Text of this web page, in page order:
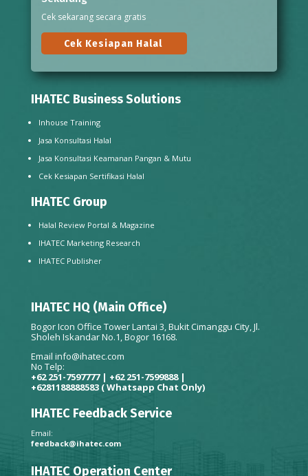
Cek sekarang secara gratis
Cek Kesiapan Halal
IHATEC Business Solutions
Inhouse Training
Jasa Konsultasi Halal
Jasa Konsultasi Keamanan Pangan & Mutu
Cek Kesiapan Sertifikasi Halal
IHATEC Group
Halal Review Portal & Magazine
IHATEC Marketing Research
IHATEC Publisher
IHATEC HQ (Main Office)
Bogor Icon Office Tower Lantai 3, Bukit Cimanggu City, Jl.
Sholeh Iskandar No.1, Bogor 16168.
Email info@ihatec.com
No Telp:
+62 251-7597777 | +62 251-7599888 |
+6281188888583 ( Whatsapp Chat Only)
IHATEC Feedback Service
Email:
feedback@ihatec.com
IHATEC Operation Center